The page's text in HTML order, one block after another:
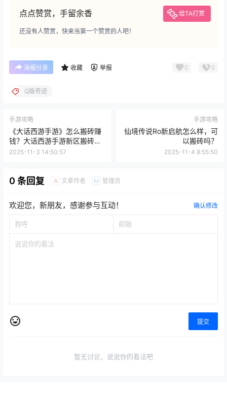
点点赞赏，手留余香 给TA打赏
还没有人赞赏，快来当第一个赞赏的人吧！
海报分享 收藏 举报 0 0
Q版奇迹
手游攻略
《大话西游手游》怎么搬砖赚
钱？大话西游手游新区搬砖攻
略
2025-11-3 14:50:57
手游攻略
仙境传说Ro新启航怎么样，可
以搬砖吗？
2025-11-4 8:55:50
0 条回复 A 文章作者 M 管理员
欢迎您，新朋友，感谢参与互动！ 确认修改
提交
暂无讨论，说说你的看法吧